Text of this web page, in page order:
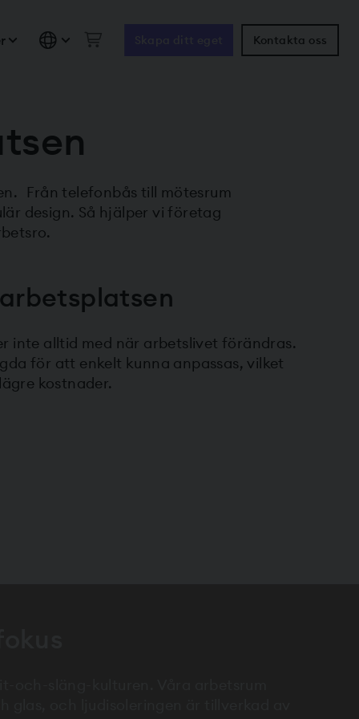
Kontakta oss
Från telefonbås till mötesrum
design. Så hjälper vi företag
inte alltid med när arbetslivet förändras.
för att enkelt kunna anpassas, vilket
kostnader.